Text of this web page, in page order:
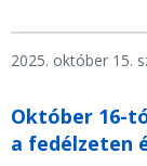
2025. október 15.
Október 16-
a fedélzeten